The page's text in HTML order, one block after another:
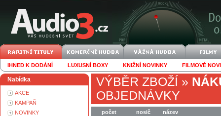
IHNED K DODÁNÍ LUXUSNÍ BOXY KNIŽNÍ NOVINKY FILMOVÉ
Nabídka
AKCE
KAMPAŇ
NOVINKY
VÝBĚR ZBOŽÍ »
OBJEDNÁVKY
počet nosič
název